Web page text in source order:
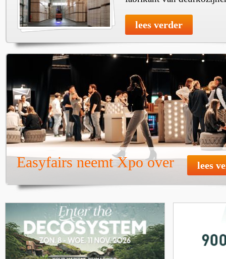
lees verder
Easyfairs neemt Xpo over lees